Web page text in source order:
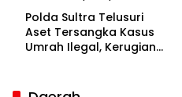
Polda Sultra Telusuri
Aset Tersangka Kasus
Umrah Ilegal, Kerugian